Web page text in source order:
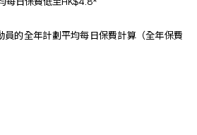
每日保費低至HK$4.8*
員的全年計劃平均每日保費計算（全年保費